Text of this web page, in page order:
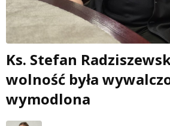
Ks. Stefan
wolność była
wymodlona